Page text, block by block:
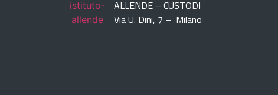
ALLENDE – CUSTODI
Via U. Dini, 7 – Milano